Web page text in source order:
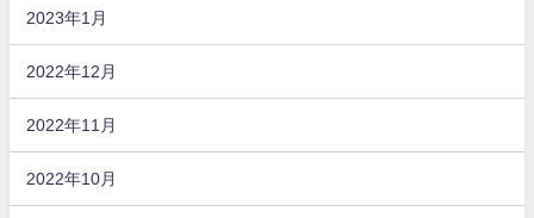
2023年1月
2022年12月
2022年11月
2022年10月